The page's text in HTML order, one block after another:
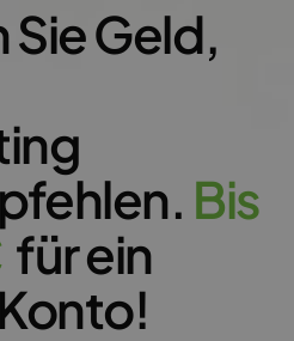
Geld,
Bis
für ein